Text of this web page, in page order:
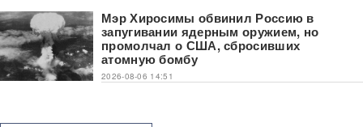
Мэр Хиросимы обвинил Россию в
запугивании ядерным оружием, но
промолчал о США, сбросивших
атомную бомбу
2026-08-06 14:51